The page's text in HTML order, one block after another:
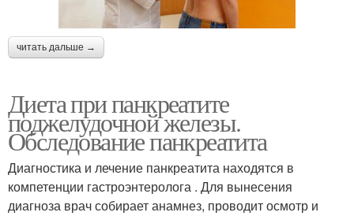
читать дальше →
Диета при панкреатите
поджелудочной железы.
Обследование панкреатита
Диагностика и лечение панкреатита находятся в
компетенции гастроэнтеролога . Для вынесения
диагноза врач собирает анамнез, проводит осмотр и